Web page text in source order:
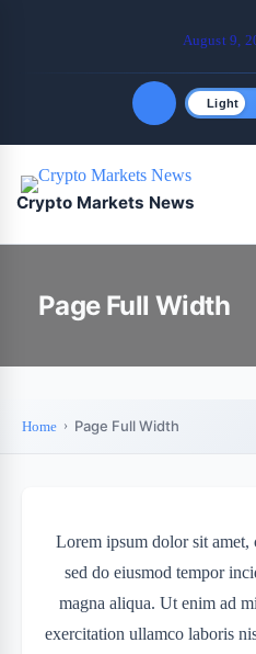
August 9,
Light
Quick Links
Crypto Markets News
Page Full Width
Home Page Full Width
Lorem ipsum dolor sit amet,
sed do eiusmod tempor
magna aliqua. Ut enim ad
exercitation ullamco laboris